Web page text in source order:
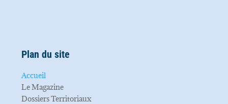
Plan du site
Accueil
Le Magazine
Dossiers Territoriaux